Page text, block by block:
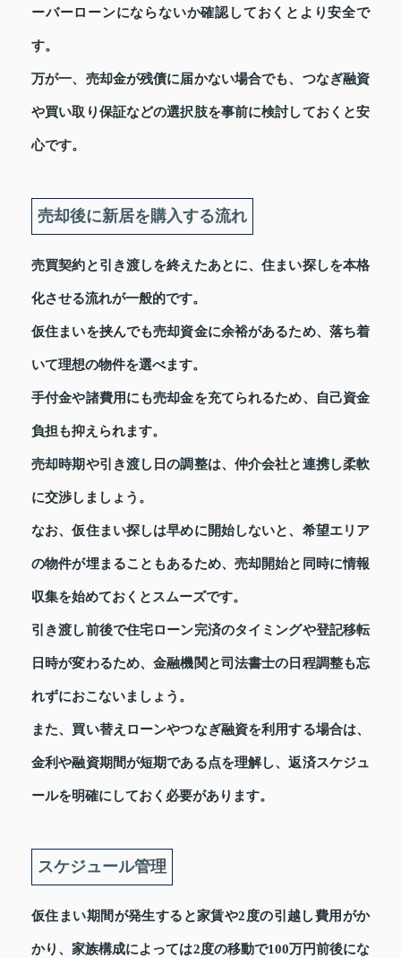
ーバーローンにならないか確認しておくとより安全で
す。
万が一、売却金が残債に届かない場合でも、つなぎ融資
や買い取り保証などの選択肢を事前に検討しておくと安
心です。
売却後に新居を購入する流れ
売買契約と引き渡しを終えたあとに、住まい探しを本格
化させる流れが一般的です。
仮住まいを挟んでも売却資金に余裕があるため、落ち着
いて理想の物件を選べます。
手付金や諸費用にも売却金を充てられるため、自己資金
負担も抑えられます。
売却時期や引き渡し日の調整は、仲介会社と連携し柔軟
に交渉しましょう。
なお、仮住まい探しは早めに開始しないと、希望エリア
の物件が埋まることもあるため、売却開始と同時に情報
収集を始めておくとスムーズです。
引き渡し前後で住宅ローン完済のタイミングや登記移転
日時が変わるため、金融機関と司法書士の日程調整も忘
れずにおこないましょう。
また、買い替えローンやつなぎ融資を利用する場合は、
金利や融資期間が短期である点を理解し、返済スケジュ
ールを明確にしておく必要があります。
スケジュール管理
仮住まい期間が発生すると家賃や2度の引越し費用がか
かり、家族構成によっては2度の移動で100万円前後にな